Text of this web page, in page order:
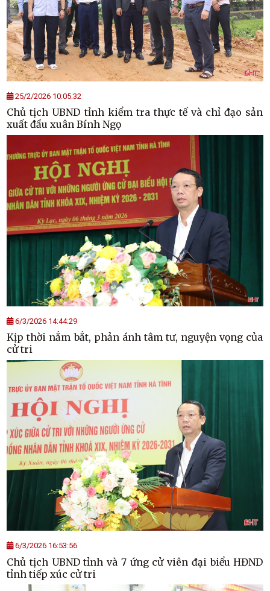
25/2/2026 10:05:32
Chủ tịch UBND tỉnh kiểm tra thực tế và chỉ đạo sản
xuất đầu xuân Bính Ngọ
6/3/2026 14:44:29
Kịp thời nắm bắt, phản ánh tâm tư, nguyện vọng của
cử tri
6/3/2026 16:53:56
Chủ tịch UBND tỉnh và 7 ứng cử viên đại biểu HĐND
tỉnh tiếp xúc cử tri